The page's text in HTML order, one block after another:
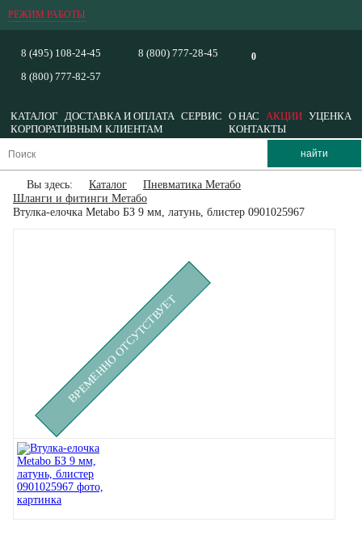
РЕЖИМ РАБОТЫ
0
8 (495) 108-24-45
8 (800) 777-82-57
8 (800) 777-28-45
КАТАЛОГ ДОСТАВКА И ОПЛАТА СЕРВИС О НАС АКЦИИ УЦЕНКА
КОРПОРАТИВНЫМ КЛИЕНТАМ
КОНТАКТЫ
Вы здесь: Каталог
Пневматика Метабо
Шланги и фитинги Метабо
Втулка-елочка Metabo БЗ 9 мм, латунь, блистер 0901025967
ВРЕМЕННО ОТСУТСТВУЕТ